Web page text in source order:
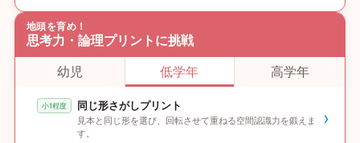
地頭を育め！
思考力・論理プリントに挑戦
幼児
低学年 高学年
小1程度 同じ形さがしプリント
見本と同じ形を選び、回転させて重ねる空間認識力を鍛えま
す。
›